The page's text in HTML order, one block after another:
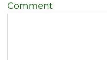
Comment